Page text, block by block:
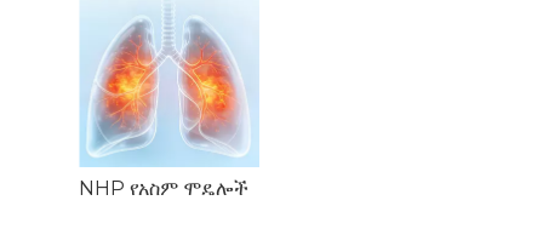
NHP የአስም ሞዴሎች